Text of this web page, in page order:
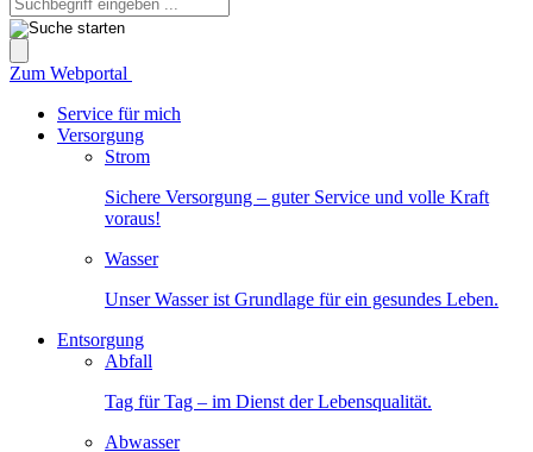
Zum Webportal
Service für mich
Versorgung
Strom
Sichere Versorgung – guter Service und volle Kraft
voraus!
Wasser
Unser Wasser ist Grundlage für ein gesundes Leben.
Entsorgung
Abfall
Tag für Tag – im Dienst der Lebensqualität.
Abwasser